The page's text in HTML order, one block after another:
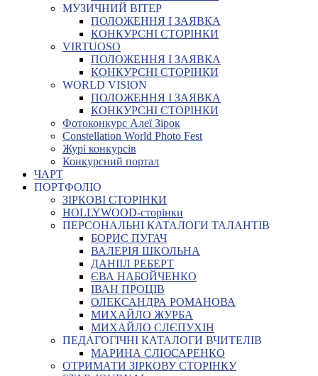
МУЗИЧНИЙ ВІТЕР
ПОЛОЖЕННЯ І ЗАЯВКА
КОНКУРСНІ СТОРІНКИ
VIRTUOSO
ПОЛОЖЕННЯ І ЗАЯВКА
КОНКУРСНІ СТОРІНКИ
WORLD VISION
ПОЛОЖЕННЯ І ЗАЯВКА
КОНКУРСНІ СТОРІНКИ
Фотоконкурс Алеї Зірок
Constellation World Photo Fest
Журі конкурсів
Конкурсний портал
ЧАРТ
ПОРТФОЛІО
ЗІРКОВІ СТОРІНКИ
HOLLYWOOD-сторінки
ПЕРСОНАЛЬНІ КАТАЛОГИ ТАЛАНТІВ
БОРИС ПУГАЧ
ВАЛЕРІЯ ШКОЛЬНА
ДАНІІЛ РЕБЕРТ
ЄВА НАБОЙЧЕНКО
ІВАН ПРОЦІВ
ОЛЕКСАНДРА РОМАНОВА
МИХАЙЛО ЖУРБА
МИХАЙЛО СЛЄПУХІН
ПЕДАГОГІЧНІ КАТАЛОГИ ВЧИТЕЛІВ
МАРИНА СЛЮСАРЕНКО
ОТРИМАТИ ЗІРКОВУ СТОРІНКУ